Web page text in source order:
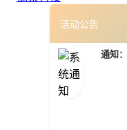
活动公告
通知：